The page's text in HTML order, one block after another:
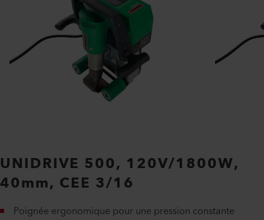
UNIDRIVE 500, 120V/1800W,
40mm, CEE 3/16
Poignée ergonomique pour une pression constante